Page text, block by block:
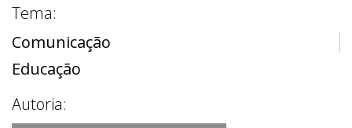
Tema:
Comunicação
Educação
Autoria: